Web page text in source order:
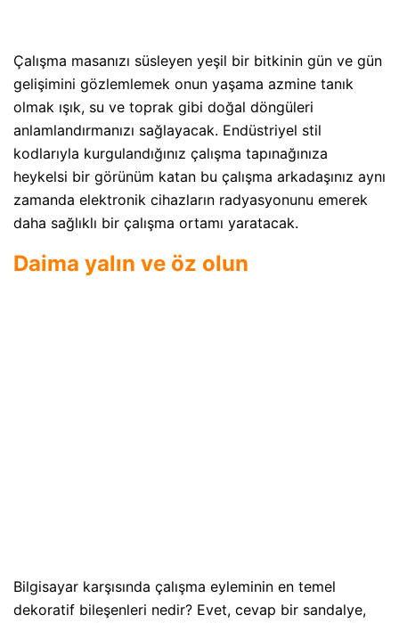
Çalışma masanızı süsleyen yeşil bir bitkinin gün ve gün
gelişimini gözlemlemek onun yaşama azmine tanık
olmak ışık, su ve toprak gibi doğal döngüleri
anlamlandırmanızı sağlayacak. Endüstriyel stil
kodlarıyla kurgulandığınız çalışma tapınağınıza
heykelsi bir görünüm katan bu çalışma arkadaşınız aynı
zamanda elektronik cihazların radyasyonunu emerek
daha sağlıklı bir çalışma ortamı yaratacak.
Daima yalın ve öz olun
Bilgisayar karşısında çalışma eyleminin en temel
dekoratif bileşenleri nedir? Evet, cevap bir sandalye,